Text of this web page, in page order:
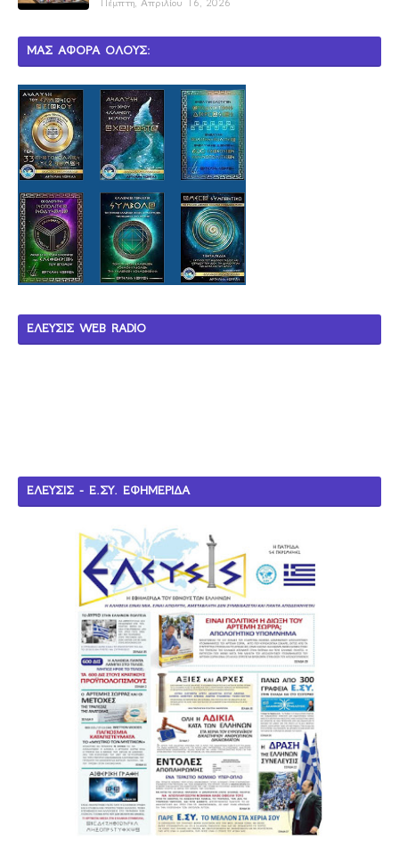
Πέμπτη, Απριλίου 16, 2026
ΜΑΣ ΑΦΟΡΑ ΟΛΟΥΣ:
ΕΛΕΥΣΙΣ WEB RADIO
ΕΛΕΥΣΙΣ - Ε.ΣΥ. ΕΦΗΜΕΡΙΔΑ